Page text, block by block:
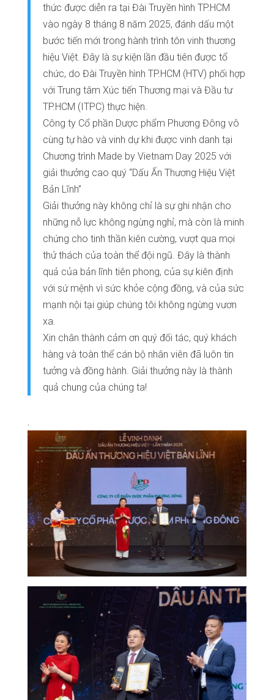
thức được diễn ra tại Đài Truyền hình TP.HCM
vào ngày 8 tháng 8 năm 2025, đánh dấu một
bước tiến mới trong hành trình tôn vinh thương
hiệu Việt. Đây là sự kiện lần đầu tiên được tổ
chức, do Đài Truyền hình TP.HCM (HTV) phối hợp
với Trung tâm Xúc tiến Thương mại và Đầu tư
TP.HCM (ITPC) thực hiện.
Công ty Cổ phần Dược phẩm Phương Đông vô
cùng tự hào và vinh dự khi được vinh danh tại
Chương trình Made by Vietnam Day 2025 với
giải thưởng cao quý “Dấu Ấn Thương Hiệu Việt
Bản Lĩnh”
Giải thưởng này không chỉ là sự ghi nhận cho
những nỗ lực không ngừng nghỉ, mà còn là minh
chứng cho tinh thần kiên cường, vượt qua mọi
thử thách của toàn thể đội ngũ. Đây là thành
quả của bản lĩnh tiên phong, của sự kiên định
với sứ mệnh vì sức khỏe cộng đồng, và của sức
mạnh nội tại giúp chúng tôi không ngừng vươn
xa.
Xin chân thành cảm ơn quý đối tác, quý khách
hàng và toàn thể cán bộ nhân viên đã luôn tin
tưởng và đồng hành. Giải thưởng này là thành
quả chung của chúng ta!
.